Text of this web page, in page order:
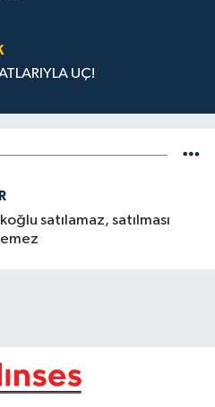
UÇ!
satılamaz, satılması